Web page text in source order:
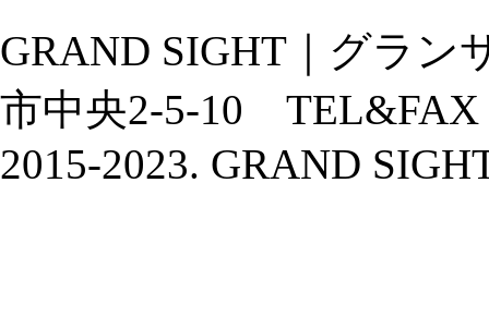
GRAND SIGHT｜グラン
市中央2-5-10 TEL&FAX
2015-2023. GRAND